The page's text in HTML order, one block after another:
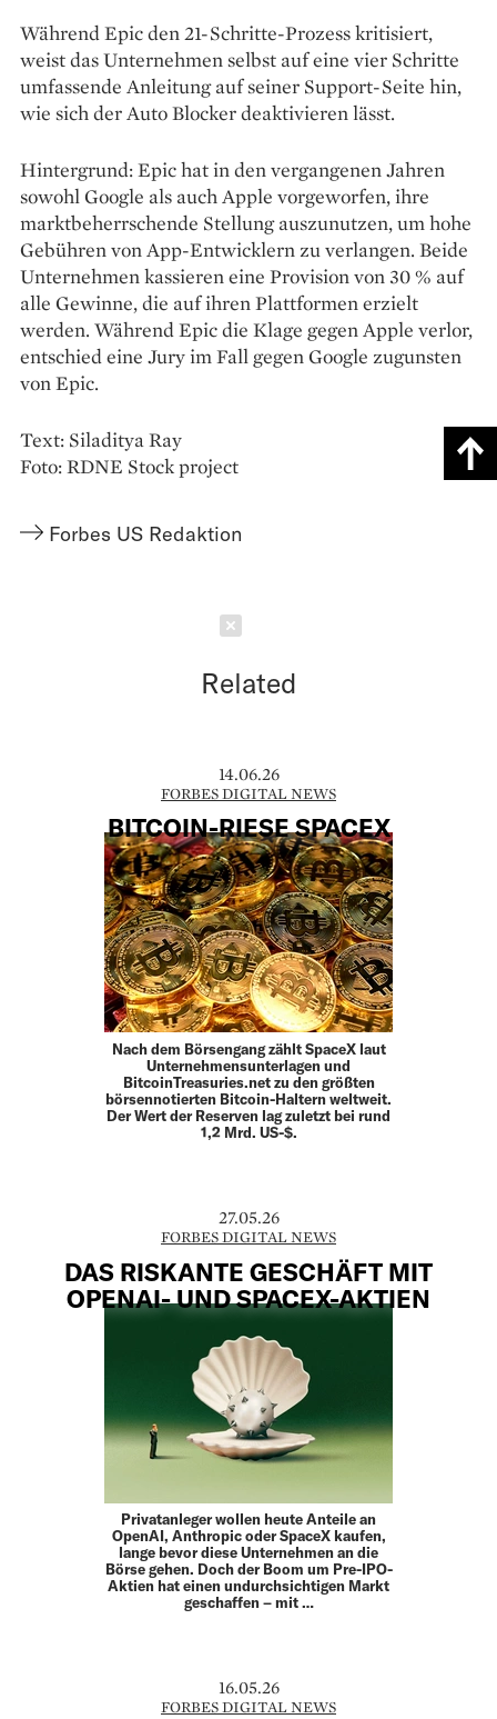
Während Epic den 21-Schritte-Prozess kritisiert,
weist das Unternehmen selbst auf eine vier Schritte
umfassende Anleitung auf seiner Support-Seite hin,
wie sich der Auto Blocker deaktivieren lässt.
Hintergrund: Epic hat in den vergangenen Jahren
sowohl Google als auch Apple vorgeworfen, ihre
marktbeherrschende Stellung auszunutzen, um hohe
Gebühren von App-Entwicklern zu verlangen. Beide
Unternehmen kassieren eine Provision von 30 % auf
alle Gewinne, die auf ihren Plattformen erzielt
werden. Während Epic die Klage gegen Apple verlor,
entschied eine Jury im Fall gegen Google zugunsten
von Epic.
Text: Siladitya Ray
Foto: RDNE Stock project
Forbes US Redaktion
Related
14.06.26
FORBES DIGITAL NEWS
BITCOIN-RIESE SPACEX
Nach dem Börsengang zählt SpaceX laut
Unternehmensunterlagen und
BitcoinTreasuries.net zu den größten
börsennotierten Bitcoin-Haltern weltweit.
Der Wert der Reserven lag zuletzt bei rund
1,2 Mrd. US-$.
27.05.26
FORBES DIGITAL NEWS
DAS RISKANTE GESCHÄFT MIT
OPENAI- UND SPACEX-AKTIEN
Privatanleger wollen heute Anteile an
OpenAI, Anthropic oder SpaceX kaufen,
lange bevor diese Unternehmen an die
Börse gehen. Doch der Boom um Pre-IPO-
Aktien hat einen undurchsichtigen Markt
geschaffen – mit …
16.05.26
FORBES DIGITAL NEWS